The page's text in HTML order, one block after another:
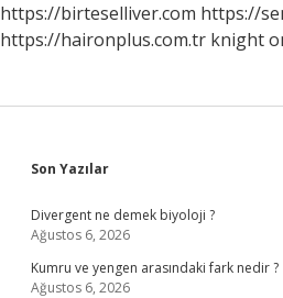
https://birteselliver.com https://
https://haironplus.com.tr knight
Sidebar
Son Yazılar
Divergent ne demek biyoloji ?
Ağustos 6, 2026
Kumru ve yengen arasındaki fark nedir ?
Ağustos 6, 2026